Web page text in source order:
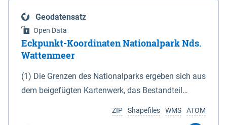
Geodatensatz
Open Data
Eckpunkt-Koordinaten Nationalpark Nds.
Wattenmeer
(1) Die Grenzen des Nationalparks ergeben sich aus
dem beigefügten Kartenwerk, das Bestandteil
(DTK) im Maßstab 1 : 100 000 (Anlage 2), 2.
ATOM
WMS
Shapefiles
ZIP